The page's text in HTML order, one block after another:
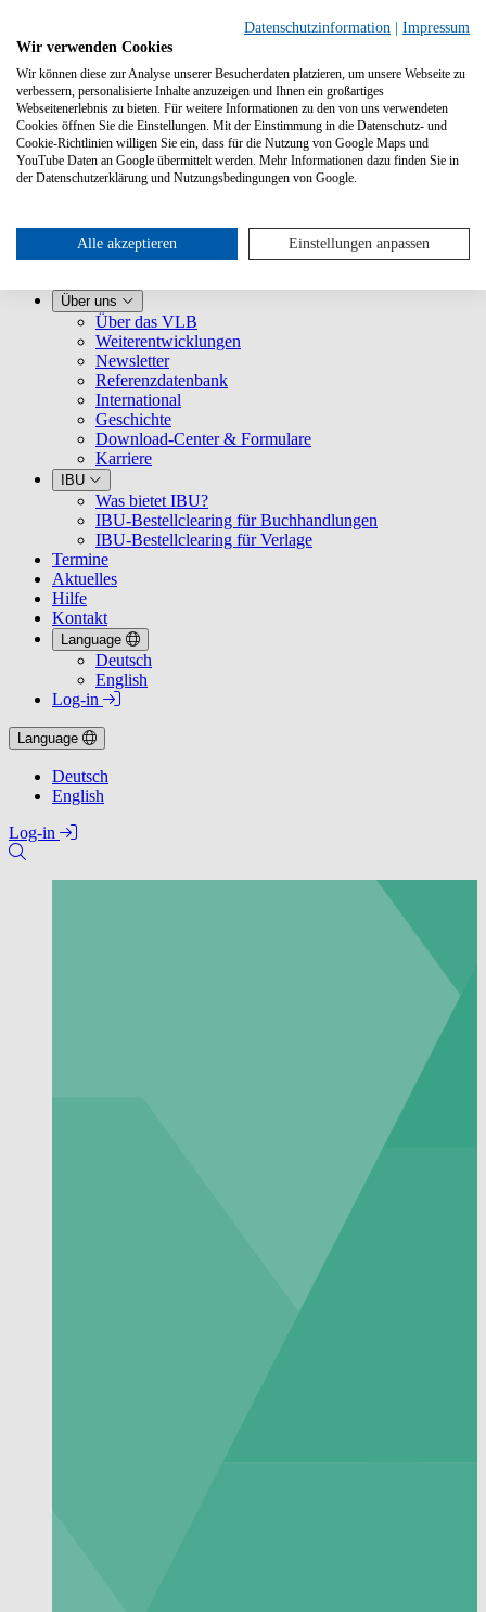
Leistungen
VLB kennenlernen
Für Selfpublisher
Für Dienstleister
Über uns
Über das VLB
Weiterentwicklungen
Newsletter
Referenzdatenbank
International
Geschichte
Download-Center & Formulare
Karriere
IBU
Was bietet IBU?
IBU-Bestellclearing für Buchhandlungen
IBU-Bestellclearing für Verlage
Termine
Aktuelles
Hilfe
Kontakt
Language
Deutsch
English
Log-in
Language
Deutsch
English
Log-in
Datenschutzinformation
Impressum
Wir verwenden Cookies
Wir können diese zur Analyse unserer Besucherdaten platzieren, um unsere Webseite zu
verbessern, personalisierte Inhalte anzuzeigen und Ihnen ein großartiges
Webseitenerlebnis zu bieten. Für weitere Informationen zu den von uns verwendeten
Cookies öffnen Sie die Einstellungen. Mit der Einstimmung in die Datenschutz- und
Cookie-Richtlinien willigen Sie ein, dass für die Nutzung von Google Maps und
YouTube Daten an Google übermittelt werden. Mehr Informationen dazu finden Sie in
der Datenschutzerklärung und Nutzungsbedingungen von Google.
Alle akzeptieren Einstellungen anpassen